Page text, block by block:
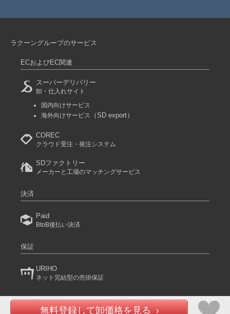
無料登録して卸価格を見る
ラクーングループのサービス
ECおよびEC関連
スーパーデリバリー
卸・仕入れサイト
国内向けサービス
海外向けサービス
（SD export）
COREC
クラウド受注・発注システム
SDファクトリー
メーカーと工場のマッチングサービス
決済
Paid
BtoB後払い決済
保証
URIHO
ネット完結型の売掛保証
スーパーデリバリーは個人情報を暗号化して送信するSSLに対応しています。
(C) 2024 RACCOON COMMERCE, Inc. All rights reserved.